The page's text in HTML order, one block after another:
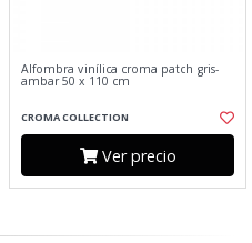
Alfombra vinílica croma patch gris-
ambar 50 x 110 cm
CROMA COLLECTION
Ver precio